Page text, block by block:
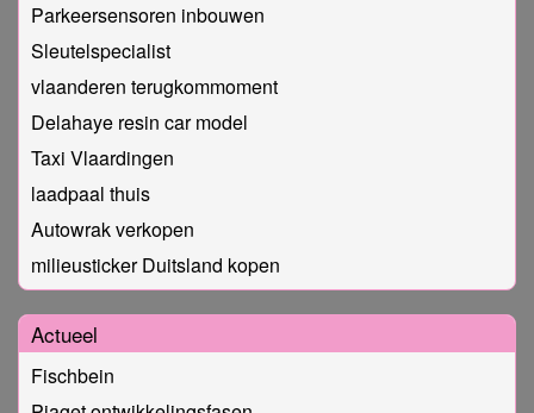
Parkeersensoren inbouwen
Sleutelspecialist
vlaanderen terugkommoment
Delahaye resin car model
Taxi Vlaardingen
laadpaal thuis
Autowrak verkopen
milieusticker Duitsland kopen
Actueel
Fischbein